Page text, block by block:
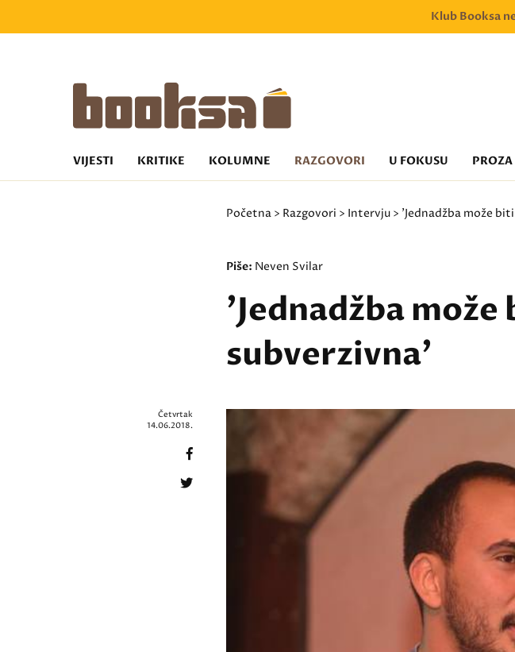
Klub Booksa
VIJESTI KRITIKE KOLUMNE RAZGOVORI U FOKUSU
Početna > Razgovori > Intervju > 'Jednadžba može
Piše: Neven Svilar
'Jednadžba
subverzivna'
Četvrtak
14.06.2018.